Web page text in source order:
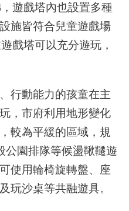
遊戲塔內也設置多種
施皆符合兒童遊戲場
戲塔可以充分遊玩，
行動能力的孩童在主
，市府利用地形變化
較為平緩的區域，規
公園排隊等候盪鞦韆遊
使用輪椅旋轉盤、座
玩沙桌等共融遊具。